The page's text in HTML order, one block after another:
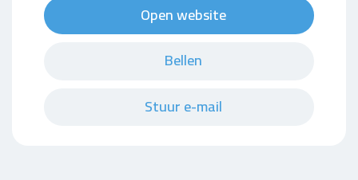
Open website
Bellen
Stuur e-mail